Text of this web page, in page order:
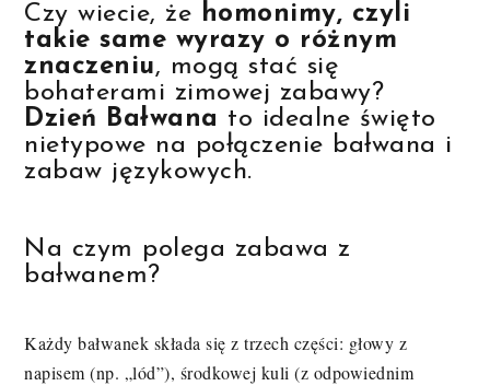
Czy wiecie, że homonimy, czyli
takie same wyrazy o różnym
znaczeniu, mogą stać się
bohaterami zimowej zabawy?
Dzień Bałwana to idealne święto
nietypowe na połączenie bałwana i
zabaw językowych.
Na czym polega zabawa z
bałwanem?
Każdy bałwanek składa się z trzech części: głowy z
napisem (np. „lód”), środkowej kuli (z odpowiednim